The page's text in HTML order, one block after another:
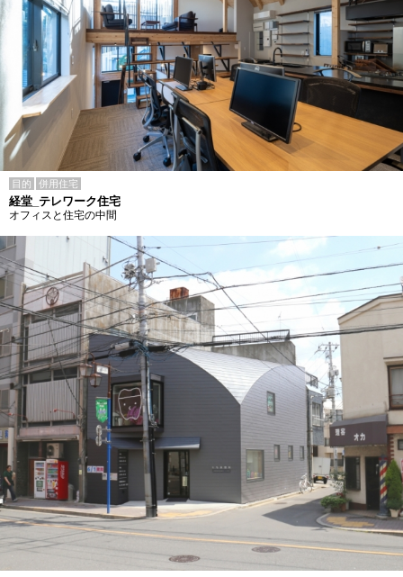
目的 併用住宅
経堂_テレワーク住宅
オフィスと住宅の中間